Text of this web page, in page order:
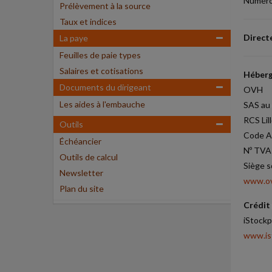
Prélèvement à la source
Taux et indices
La paye
Feuilles de paie types
Salaires et cotisations
Documents du dirigeant
Les aides à l'embauche
Outils
Échéancier
Outils de calcul
Newsletter
Plan du site
OVH
SAS
RCS
Code
Nº
Siège
Crédit